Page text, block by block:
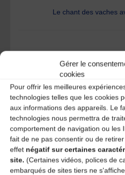
Gérer le
cookies
Pour offrir les meilleures
technologies telles que les cookies
aux informations des appareils. Le
technologies nous permettra de
comportement de navigation ou les
fait de ne pas consentir ou de
effet négatif sur certaines
site. (Certaines vidéos, polices de
embarqués de sites tiers ne
Le chant des vaches
Laisser un
Votre adresse e-mail ne sera pas
obligatoires sont indiqués avec *